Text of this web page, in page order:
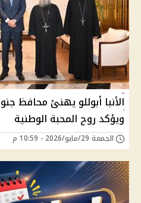
الأنبا أبوللو يهنئ محافظ
ويؤكد روح المحبة الوطنية
الجمعة 29/مايو/2026 - 10:59 م